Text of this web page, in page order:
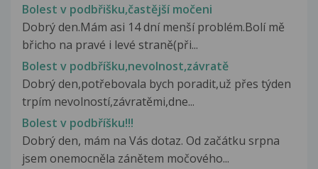
Bolest v podbřišku,častější močeni
Dobrý den.Mám asi 14 dní menší problém.Bolí mě
břicho na pravé i levé straně(při...
Bolest v podbříšku,nevolnost,závratě
Dobrý den,potřebovala bych poradit,už přes týden
trpím nevolností,závratěmi,dne...
Bolest v podbříšku!!!
Dobrý den, mám na Vás dotaz. Od začátku srpna
jsem onemocněla zánětem močového...